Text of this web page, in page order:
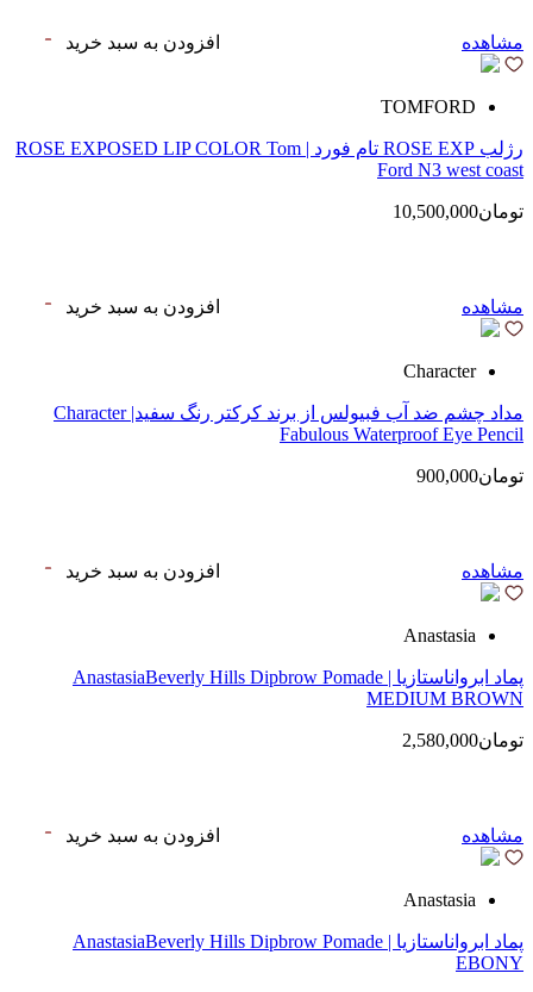
مشاهده افزودن به سبد خرید
TOMFORD
رژلب ROSE EXP تام فورد | ROSE EXPOSED LIP COLOR Tom
Ford N3 west coast
تومان10,500,000
مشاهده افزودن به سبد خرید
Character
مداد چشم ضد آب فبیولس از برند کرکتر رنگ سفید| Character
Fabulous Waterproof Eye Pencil
تومان900,000
مشاهده افزودن به سبد خرید
Anastasia
پماد ابرواناستازیا | AnastasiaBeverly Hills Dipbrow Pomade
MEDIUM BROWN
تومان2,580,000
مشاهده افزودن به سبد خرید
Anastasia
پماد ابرواناستازیا | AnastasiaBeverly Hills Dipbrow Pomade
EBONY